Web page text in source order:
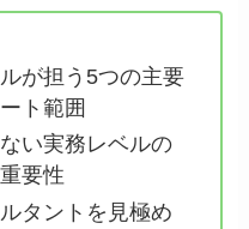
が担う5つの主要
ト範囲
い実務レベルの
要性
タントを見極め